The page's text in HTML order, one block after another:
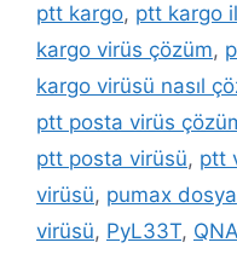
ptt kargo, ptt kargo
kargo virüs çözüm,
kargo virüsü nasıl
ptt posta virüs
ptt posta virüsü, ptt
virüsü, pumax dosya
virüsü, PyL33T,